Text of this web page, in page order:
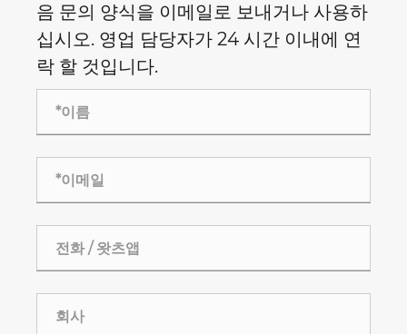
음 문의 양식을 이메일로 보내거나 사용하
십시오. 영업 담당자가 24 시간 이내에 연
락 할 것입니다.